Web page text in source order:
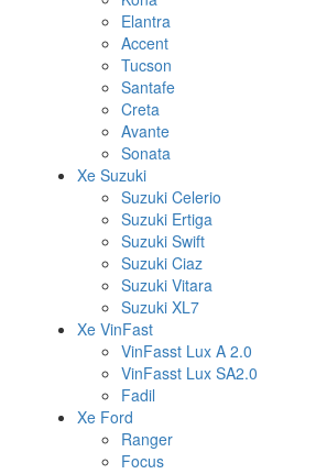
Elantra
Accent
Tucson
Santafe
Creta
Avante
Sonata
Xe Suzuki
Suzuki Celerio
Suzuki Ertiga
Suzuki Swift
Suzuki Ciaz
Suzuki Vitara
Suzuki XL7
Xe VinFast
VinFasst Lux A 2.0
VinFasst Lux SA2.0
Fadil
Xe Ford
Ranger
Focus